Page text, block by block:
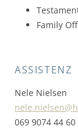
Family
ASSISTENZ
Nele Nielsen
069 9074 44 60